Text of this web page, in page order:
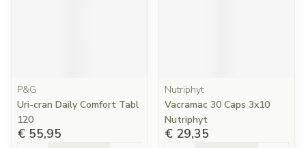
P&G
Uri-cran Daily Comfort Tabl
120
€ 55,95
Nutriphyt
Vacramac 30 Caps 3x10
Nutriphyt
€ 29,35